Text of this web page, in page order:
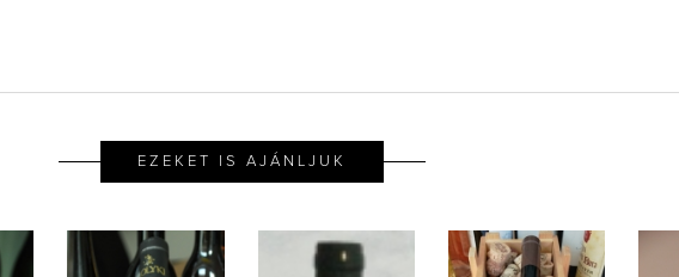
EZEKET IS AJÁNLJUK